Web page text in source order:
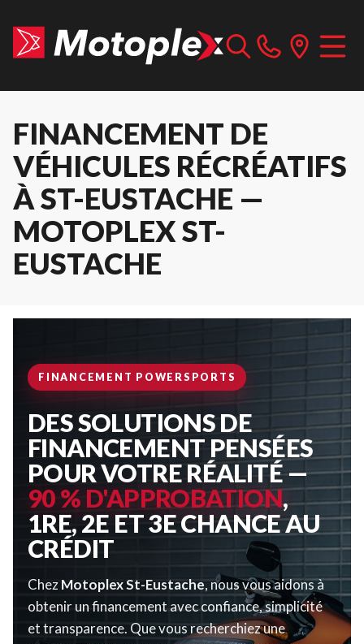
FINANCEMENT DE
VÉHICULES RÉCRÉATIFS
À ST-EUSTACHE —
MOTOPLEX ST-
EUSTACHE
FINANCEMENT POWERSPORTS
DES SOLUTIONS DE
FINANCEMENT PENSÉES
POUR VOTRE RÉALITÉ —
90 % D'APPROBATION,
1RE, 2E ET 3E CHANCE AU
CRÉDIT
ChezMotoplex St-Eustache, nous vous aidons à
obtenir un financement avec confiance, simplicité
et transparence. Que vous recherchiez une